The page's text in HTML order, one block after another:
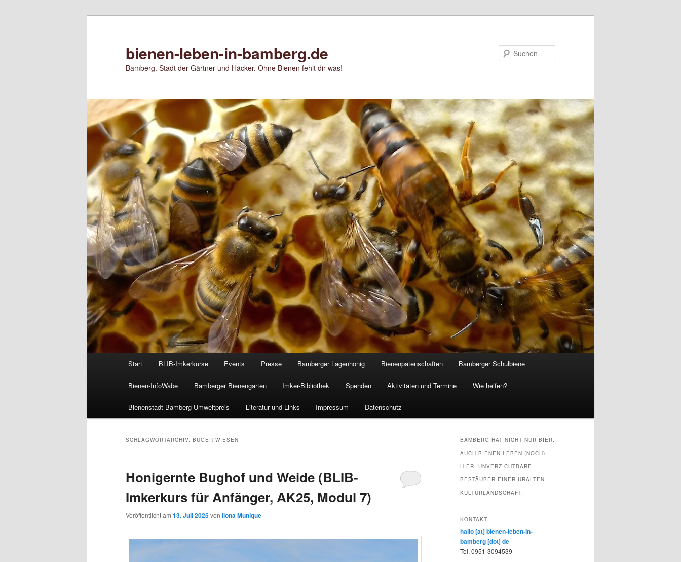
bienen-leben-in-bamberg.de
Bamberg. Stadt der Gärtner und Häcker. Ohne Bienen fehlt dir was!
Start BLIB-Imkerkurse Events Presse Bamberger Lagenhonig Bienenpatenschaften Bamberger Schulbiene
Bienen-InfoWabe Bamberger Bienengarten Imker-Bibliothek Spenden Aktivitäten und Termine Wie helfen?
Bienenstadt-Bamberg-Umweltpreis Literatur und Links Impressum Datenschutz
SCHLAGWORTARCHIV: BUGER WIESEN
Honigernte Bughof und Weide (BLIB-
Imkerkurs für Anfänger, AK25, Modul 7)
Veröffentlicht am 13. Juli 2025von Ilona Munique
BAMBERG HAT NICHT NUR BIER.
AUCH BIENEN LEBEN (NOCH)
HIER. UNVERZICHTBARE
BESTÄUBER EINER URALTEN
KULTURLANDSCHAFT.
KONTAKT
hallo [at] bienen-leben-in-
bamberg [dot] de
Tel. 0951-3094539